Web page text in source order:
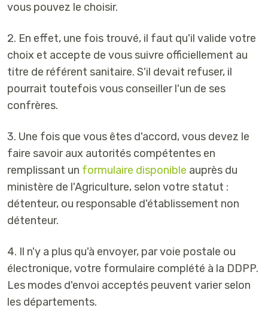
vous pouvez le choisir.
2. En effet, une fois trouvé, il faut qu'il valide votre
choix et accepte de vous suivre officiellement au
titre de référent sanitaire. S'il devait refuser, il
pourrait toutefois vous conseiller l'un de ses
confrères.
3. Une fois que vous êtes d'accord, vous devez le
faire savoir aux autorités compétentes en
remplissant un formulaire disponible auprès du
ministère de l'Agriculture, selon votre statut :
détenteur, ou responsable d'établissement non
détenteur.
4. Il n'y a plus qu'à envoyer, par voie postale ou
électronique, votre formulaire complété à la DDPP.
Les modes d'envoi acceptés peuvent varier selon
les départements.